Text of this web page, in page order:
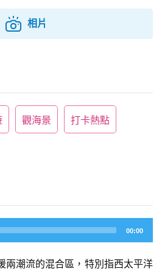
相片
觀海景 打卡熱點
00:00
兩潮流的混合區，特別指西太平洋